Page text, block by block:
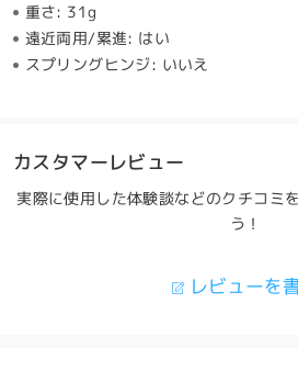
重さ: 31g
遠近両用/累進: はい
スプリングヒンジ: いいえ
カスタマーレビュー
実際に使用した体験談などのクチコミ
う！
レビューを